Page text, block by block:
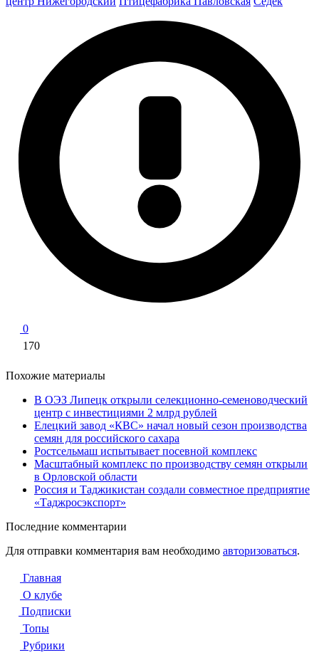
0
170
Похожие материалы
В ОЭЗ Липецк открыли селекционно-семеноводческий
центр с инвестициями 2 млрд рублей
Елецкий завод «КВС» начал новый сезон производства
семян для российского сахара
Ростсельмаш испытывает посевной комплекс
Масштабный комплекс по производству семян открыли
в Орловской области
Россия и Таджикистан создали совместное предприятие
«Таджросэкспорт»
Последние комментарии
Для отправки комментария вам необходимо авторизоваться.
Главная
О клубе
Подписки
Топы
Рубрики